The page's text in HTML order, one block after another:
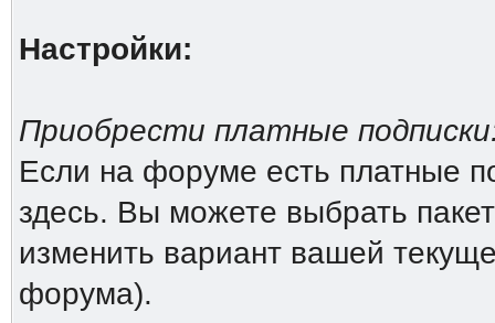
Настройки:
Приобрести платные
Если на форуме есть платные
здесь. Вы можете выбрать
изменить вариант вашей
форума).